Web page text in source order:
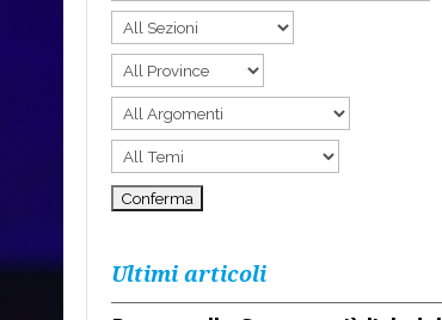
Ultimi articoli